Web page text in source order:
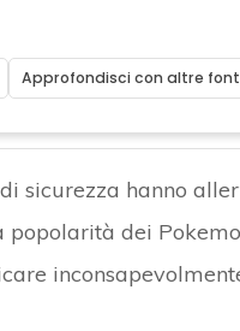
Approfondisci con altre
sicurezza hanno
popolarità dei